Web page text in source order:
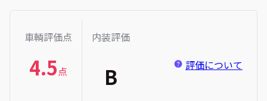
車輌評価点
4.5点
内装評価
B 評価について